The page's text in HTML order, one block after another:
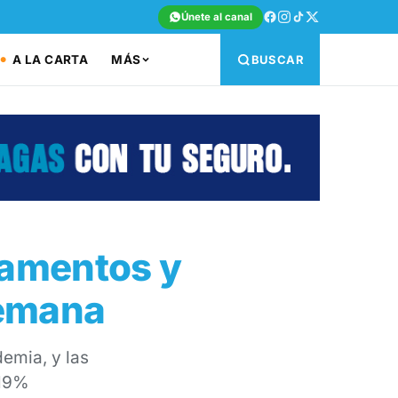
Únete al canal
A LA CARTA MÁS BUSCAR
y
y las